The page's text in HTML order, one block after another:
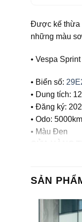
Được kế thừa
những màu
• Vespa
• Biển số:
• Dung tích:
• Đăng ký:
• Odo: 5000km
• Màu Đen
– Giá thành
– Xe chất
SẢN